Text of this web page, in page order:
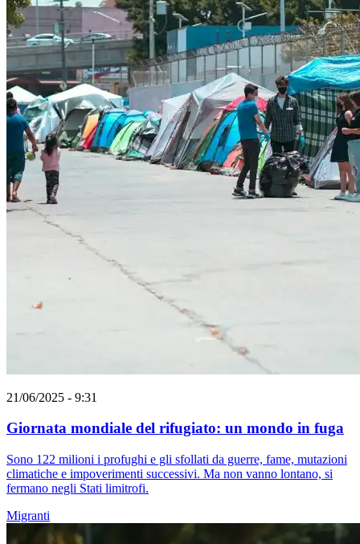
21/06/2025 - 9:31
Giornata mondiale del rifugiato: un mondo in fuga
Sono 122 milioni i profughi e gli sfollati da guerre, fame, mutazioni
climatiche e impoverimenti successivi. Ma non vanno lontano, si
fermano negli Stati limitrofi.
Migranti